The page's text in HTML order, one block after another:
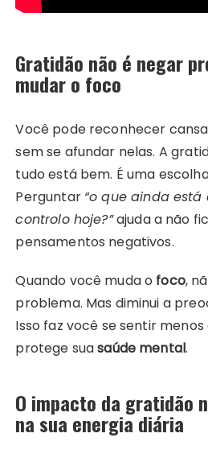
Gratidão não é negar
mudar o foco
Você pode reconhecer
sem se afundar nelas. A
tudo está bem. É uma
Perguntar “o que ainda está
controlo hoje?”ajuda a não
pensamentos negativos.
Quando você muda o foco,
problema. Mas diminui a
Isso faz você se sentir
protege suasaúde mental.
O impacto da gratidão
na sua energia diária